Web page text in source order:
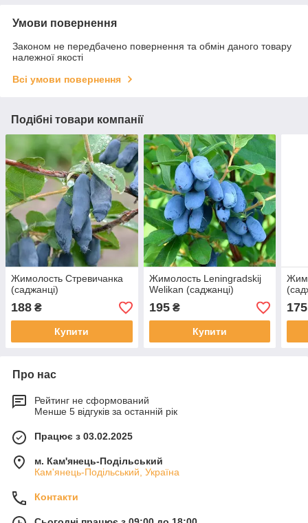
Умови повернення
Законом не передбачено повернення та обмін даного товару
належної якості
Всі умови повернення
Подібні товари компанії
Жимолость Стревичанка
(саджанці)
188 ₴
Купити
Жимолость Leningradskij
Welikan (саджанці)
195₴
Купити
175
Про нас
Рейтинг не сформований
Менше 5 відгуків за останній рік
Працює з 03.02.2025
м. Кам'янець-Подільський
Кам'янець-Подільський, Україна
Контакти